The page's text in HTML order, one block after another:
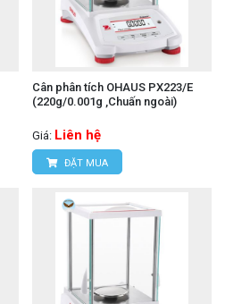
Cân phân tích OHAUS PX223/E
(220g/0.001g ,Chuấn ngoài)
Giá: Liên hệ
ĐẶT MUA